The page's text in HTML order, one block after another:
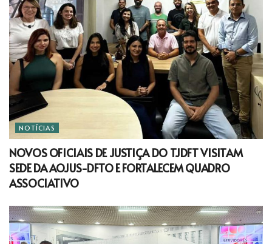
NOTÍCIAS
NOVOS OFICIAIS DE JUSTIÇA DO TJDFT VISITAM
SEDE DA AOJUS-DFTO E FORTALECEM QUADRO
ASSOCIATIVO